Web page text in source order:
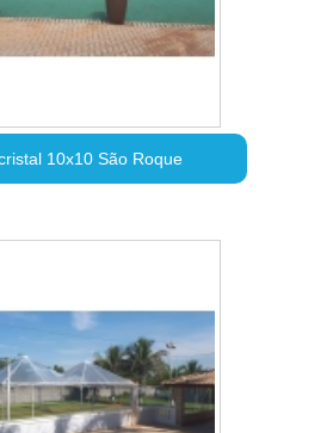
10x10 São Roque